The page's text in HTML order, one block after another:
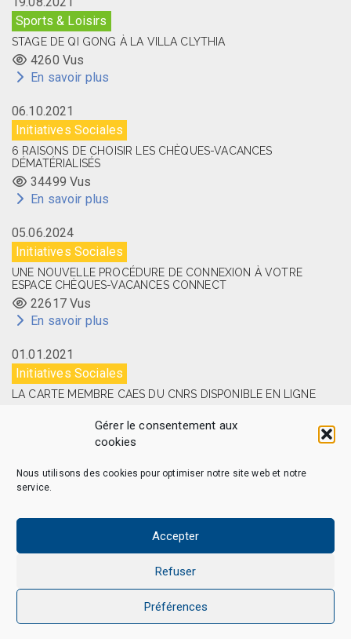
Gérer le consentement aux
cookies
Nous utilisons des cookies pour optimiser notre site web et notre
service.
Accepter
Refuser
Préférences
Sports & Loisirs
STAGE DE QI GONG À LA VILLA CLYTHIA
4260 Vus
En savoir plus
06.10.2021
Initiatives Sociales
6 RAISONS DE CHOISIR LES CHÈQUES-VACANCES
DÉMATÉRIALISÉS
34499 Vus
En savoir plus
05.06.2024
Initiatives Sociales
UNE NOUVELLE PROCÉDURE DE CONNEXION À VOTRE
ESPACE CHÈQUES-VACANCES CONNECT
22617 Vus
En savoir plus
01.01.2021
Initiatives Sociales
LA CARTE MEMBRE CAES DU CNRS DISPONIBLE EN LIGNE
En savoir plus
Politique de confidentialité
Politique de cookies (EU)
Nous Contacter